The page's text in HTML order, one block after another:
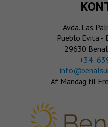
Avda. Las
Pueblo Evita -
29630
‎+34
Af Mandag til